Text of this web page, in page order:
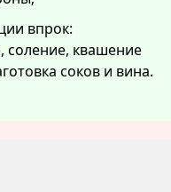
впрок:
соление, квашение
соков и вина.